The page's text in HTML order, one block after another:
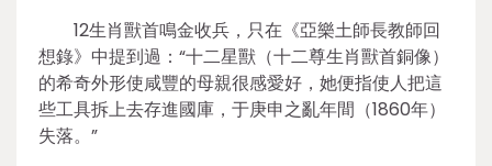
12生肖獸首鳴金收兵，只在《亞樂土師長教師回
想錄》中提到過：“十二星獸（十二尊生肖獸首銅像）
的希奇外形使咸豐的母親很感愛好，她便指使人把這
些工具拆上去存進國庫，于庚申之亂年間（1860年）
失落。”